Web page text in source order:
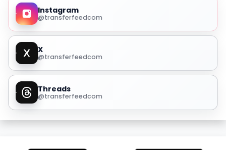
Instagram
@transferfeedcom
X
@transferfeedcom
Threads
@transferfeedcom